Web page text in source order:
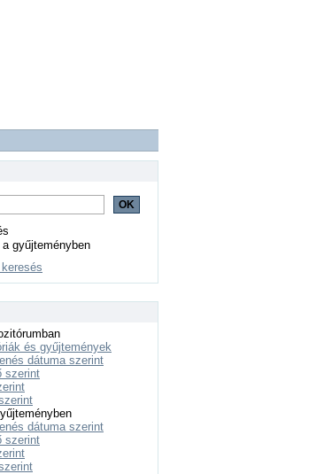
a gyűjteményben
és gyűjtemények
dátuma szerint
szerint
dátuma szerint
szerint